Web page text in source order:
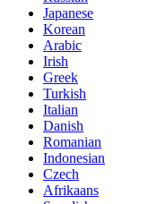
Japanese
Korean
Arabic
Irish
Greek
Turkish
Italian
Danish
Romanian
Indonesian
Czech
Afrikaans